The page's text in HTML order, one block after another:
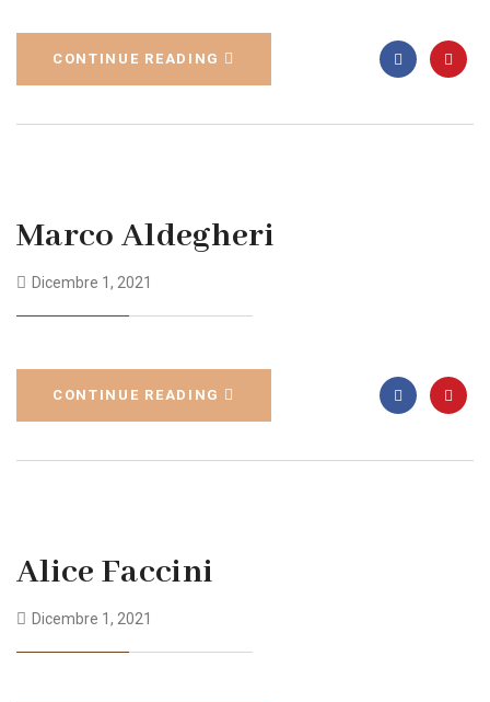
CONTINUE READING
Marco Aldegheri
Dicembre 1, 2021
CONTINUE READING
Alice Faccini
Dicembre 1, 2021